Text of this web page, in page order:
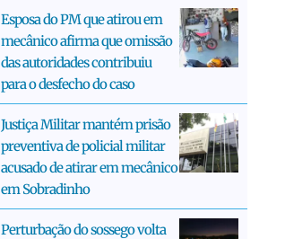
Esposa do PM que atirou em
mecânico afirma que omissão
das autoridades contribuiu
para o desfecho do caso
Justiça Militar mantém prisão
preventiva de policial militar
acusado de atirar em mecânico
em Sobradinho
Perturbação do sossego volta